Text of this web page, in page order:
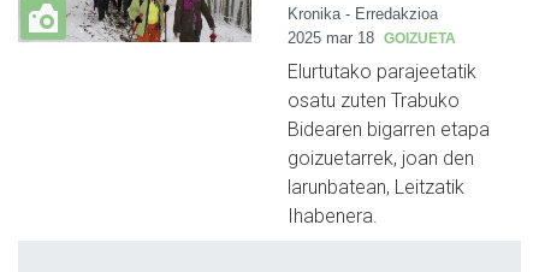
Kronika - Erredakzioa
2025 mar 18 GOIZUETA
Elurtutako parajeetatik
osatu zuten Trabuko
Bidearen bigarren etapa
goizuetarrek, joan den
larunbatean, Leitzatik
Ihabenera.